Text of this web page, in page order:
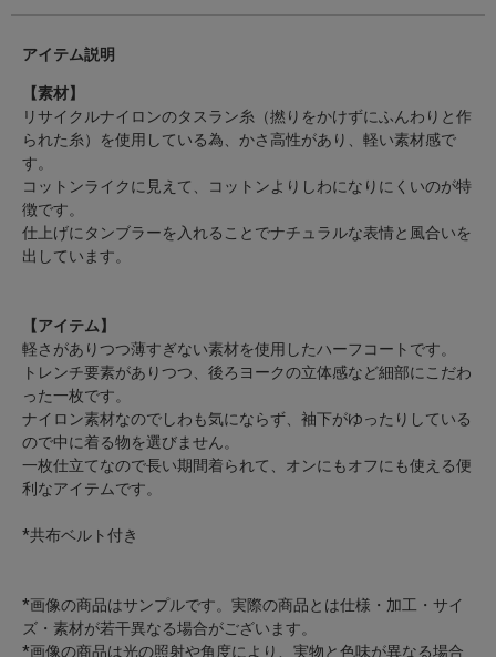
アイテム説明
【素材】
リサイクルナイロンのタスラン糸（撚りをかけずにふんわりと作
られた糸）を使用している為、かさ高性があり、軽い素材感で
す。
コットンライクに見えて、コットンよりしわになりにくいのが特
徴です。
仕上げにタンブラーを入れることでナチュラルな表情と風合いを
出しています。
【アイテム】
軽さがありつつ薄すぎない素材を使用したハーフコートです。
トレンチ要素がありつつ、後ろヨークの立体感など細部にこだわ
った一枚です。
ナイロン素材なのでしわも気にならず、袖下がゆったりしている
ので中に着る物を選びません。
一枚仕立てなので長い期間着られて、オンにもオフにも使える便
利なアイテムです。
*共布ベルト付き
*画像の商品はサンプルです。実際の商品とは仕様・加工・サイ
ズ・素材が若干異なる場合がございます。
*画像の商品は光の照射や角度により、実物と色味が異なる場合